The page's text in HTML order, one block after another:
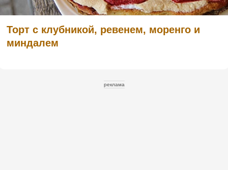
Торт с клубникой, ревенем, моренго и
миндалем
реклама